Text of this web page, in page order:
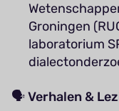
Groningen
laboratorium
🗣️Verhalen &